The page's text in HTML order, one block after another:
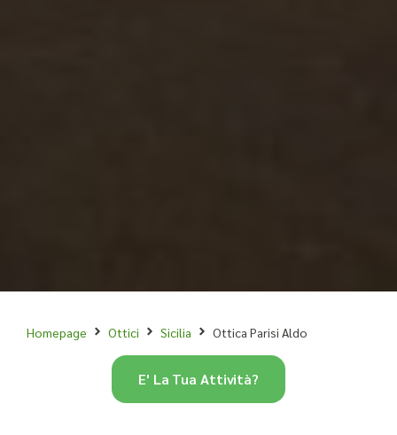
Homepage Ottici Sicilia Ottica Parisi Aldo
E' La Tua Attività?